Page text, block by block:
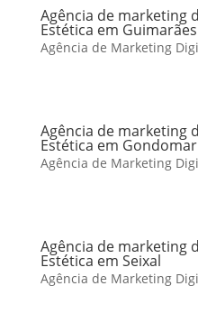
Agência de marketing
Estética em Guimarães
Agência de Marketing
Agência de marketing
Estética em Gondomar
Agência de Marketing
Agência de marketing
Estética em Seixal
Agência de Marketing